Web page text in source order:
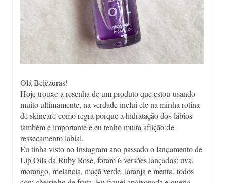
Olá Belezuras!
Hoje trouxe a resenha de um produto que estou usando
muito ultimamente, na verdade inclui ele na minha rotina
de skincare como regra porque a hidratação dos lábios
também é importante e eu tenho muita aflição de
ressecamento labial.
Eu tinha visto no Instagram ano passado o lançamento de
Lip Oils da Ruby Rose, foram 6 versões lançadas: uva,
morango, melancia, maçã verde, laranja e menta, todos